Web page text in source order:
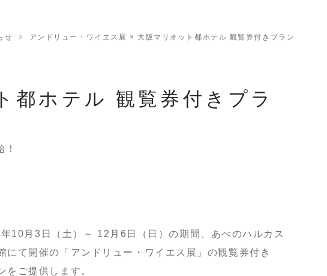
せ アンドリュー・ワイエス展 × 大阪マリオット都ホテル 観覧券付きプラン
都ホテル 観覧券付きプラ
10月3日（土）～ 12月6日（日）の期間、あべのハルカス
にて開催の「アンドリュー・ワイエス展」の観覧券付き
をご提供します。